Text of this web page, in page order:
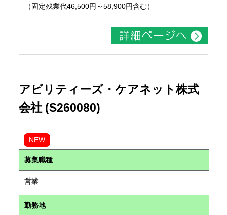
（固定残業代46,500円～58,900円含む）
アビリティーズ・ケアネット株式
会社 (S260080)
NEW
募集職種
営業
勤務地